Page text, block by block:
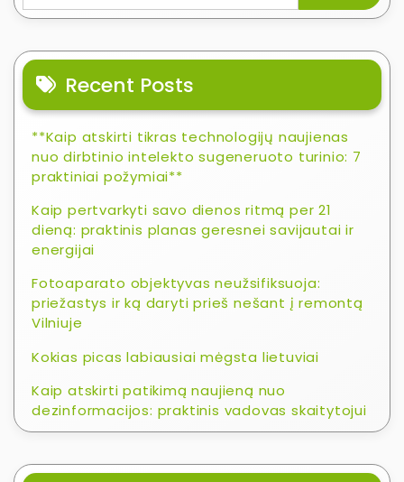
Recent Posts
**Kaip atskirti tikras technologijų naujienas
nuo dirbtinio intelekto sugeneruoto turinio: 7
praktiniai požymiai**
Kaip pertvarkyti savo dienos ritmą per 21
dieną: praktinis planas geresnei savijautai ir
energijai
Fotoaparato objektyvas neužsifiksuoja:
priežastys ir ką daryti prieš nešant į remontą
Vilniuje
Kokias picas labiausiai mėgsta lietuviai
Kaip atskirti patikimą naujieną nuo
dezinformacijos: praktinis vadovas skaitytojui